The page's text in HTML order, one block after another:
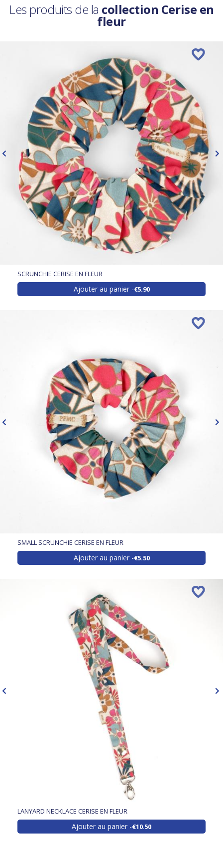
Les produits de la collection Cerise en
fleur
SCRUNCHIE CERISE EN FLEUR
Ajouter au panier €5.90
SMALL SCRUNCHIE CERISE EN FLEUR
Ajouter au panier €5.50
LANYARD NECKLACE CERISE EN FLEUR
Ajouter au panier €10.50